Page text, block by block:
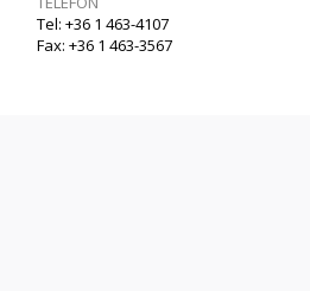
Tel: +36 1 463-4107
Fax: +36 1 463-3567